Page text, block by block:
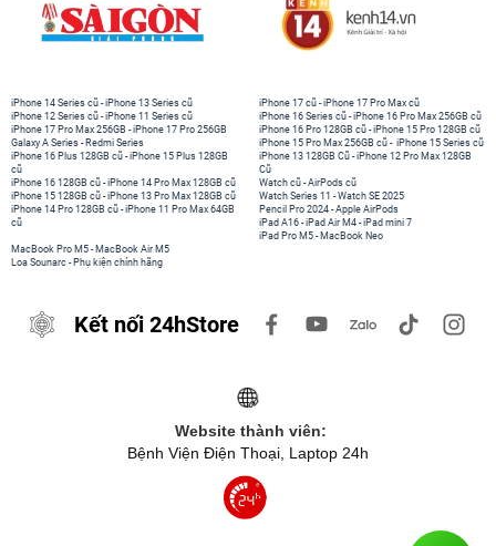
iPhone 14 Series cũ -iPhone 13 Series cũ
iPhone 12 Series cũ -iPhone 11 Series cũ
iPhone 17 Pro Max 256GB -iPhone 17 Pro 256GB
Galaxy A Series - Redmi Series
iPhone 17 cũ -iPhone 17 Pro Max cũ
iPhone 16 Series cũ - iPhone 16 Pro Max 256GB cũ
iPhone 16 Pro 128GB cũ -iPhone 15 Pro 128GB cũ
iPhone 15 Pro Max 256GB cũ - iPhone 15 Series cũ
iPhone 16 Plus 128GB cũ -iPhone 15 Plus 128GB
cũ
iPhone 16 128GB cũ -iPhone 14 Pro Max 128GB cũ
iPhone 15 128GB cũ -iPhone 13 Pro Max 128GB cũ
iPhone 14 Pro 128GB cũ -iPhone 11 Pro Max 64GB
cũ
iPhone 13 128GB Cũ -iPhone 12 Pro Max 128GB
Cũ
Watch cũ -AirPods cũ
Watch Series 11 -Watch SE 2025
Pencil Pro 2024 -Apple AirPods
iPad A16 -iPad Air M4 -iPad mini 7
iPad Pro M5 - MacBook Neo
MacBook Pro M5 - MacBook Air M5
Loa Sounarc - Phụ kiện chính hãng
Kết nối 24hStore
Website thành viên:
Bệnh Viện Điện Thoại, Laptop 24h